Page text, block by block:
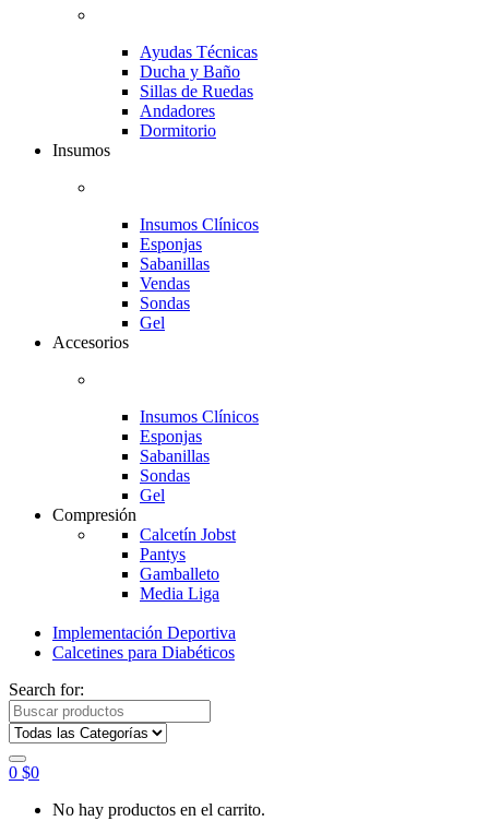
Ayudas Técnicas
Ducha y Baño
Sillas de Ruedas
Andadores
Dormitorio
Insumos
Insumos Clínicos
Esponjas
Sabanillas
Vendas
Sondas
Gel
Accesorios
Insumos Clínicos
Esponjas
Sabanillas
Sondas
Gel
Compresión
Calcetín Jobst
Pantys
Gamballeto
Media Liga
Implementación Deportiva
Calcetines para Diabéticos
Search for:
0 $0
No hay productos en el carrito.